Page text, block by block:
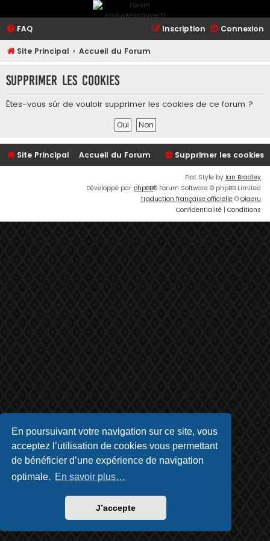
En poursuivant votre navigation sur ce site, vous
acceptez l’utilisation de cookies vous permettant
de bénéficier d’une expérience de navigation
optimale. En savoir plus…
J’accepte
FAQ Connexion
Inscription
Site Principal Accueil du Forum
Supprimer les cookies
Êtes-vous sûr de vouloir supprimer les cookies de ce forum ?
Site Principal Accueil du Forum Supprimer les cookies
Flat Style by Ian Bradley
Développé par phpBB® Forum Software © phpBB Limited
Traduction française officielle © Qiaeru
Confidentialité | Conditions